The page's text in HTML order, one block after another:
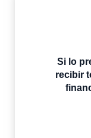
Si lo
recibir